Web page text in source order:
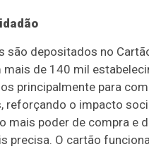
são depositados no
mais de 140 mil
principalmente para
reforçando o impacto
mais poder de compra e
precisa. O cartão